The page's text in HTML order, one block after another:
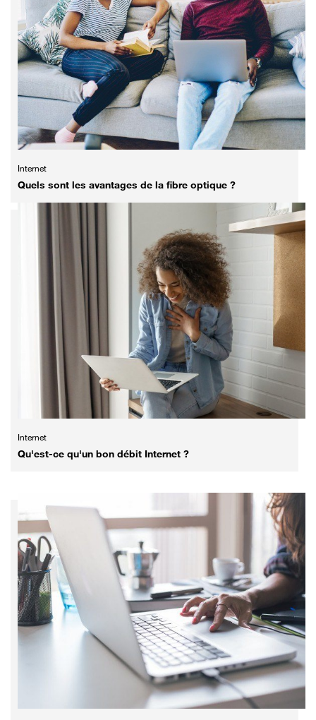
Internet
Quels sont les avantages de la fibre optique ?
Internet
Qu'est-ce qu'un bon débit Internet ?